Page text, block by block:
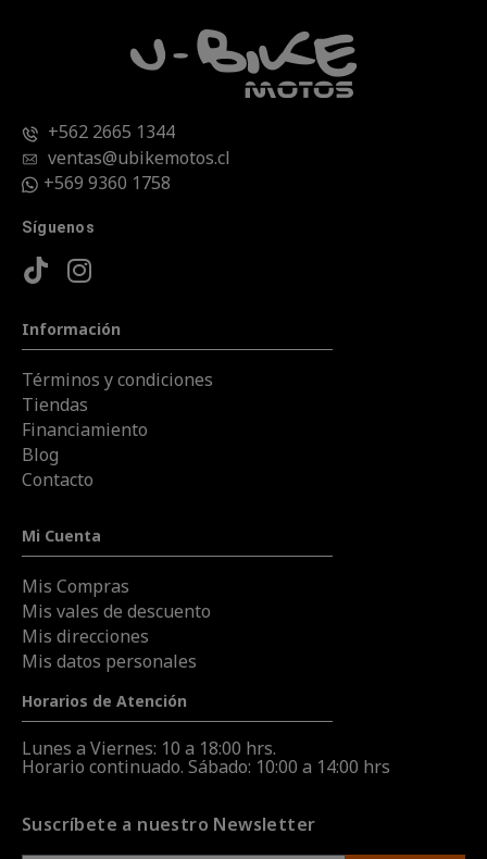
+562 2665 1344
ventas@ubikemotos.cl
+569 9360 1758
Síguenos
Información
Términos y condiciones
Tiendas
Financiamiento
Blog
Contacto
Mi Cuenta
Mis Compras
Mis vales de descuento
Mis direcciones
Mis datos personales
Horarios de Atención
Lunes a Viernes: 10 a 18:00 hrs.
Horario continuado. Sábado: 10:00 a 14:00 hrs
Suscríbete a nuestro Newsletter